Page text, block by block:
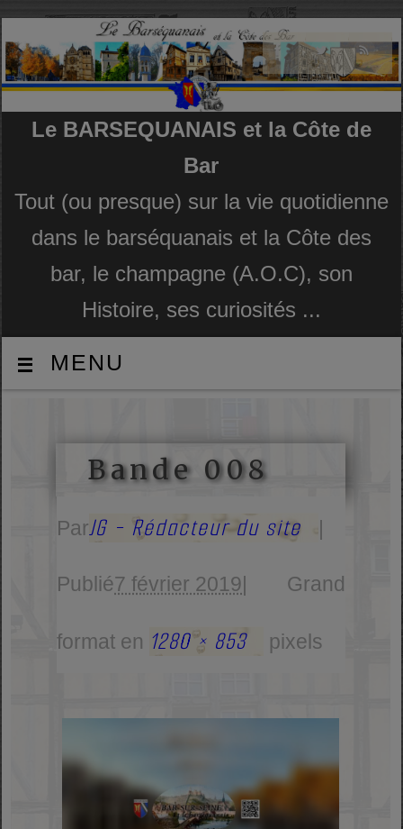
Le BARSEQUANAIS et la Côte de
Bar
Tout (ou presque) sur la vie quotidienne
dans le barséquanais et la Côte des
bar, le champagne (A.O.C), son
Histoire, ses curiosités ...
MENU
Bande 008
ParJG - Rédacteur du site
Publié7 février 2019 Grand
format en 1280 × 853 pixels